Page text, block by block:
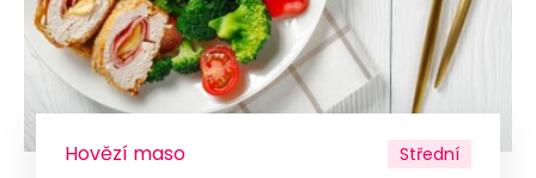
Hovězí maso Střední